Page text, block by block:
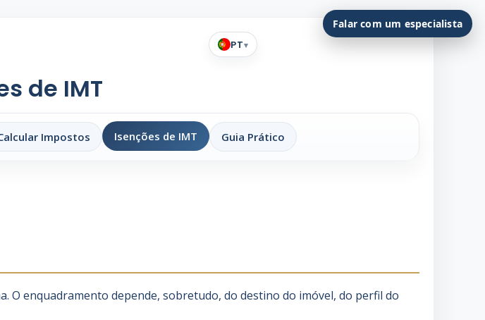
PT▾
de IMT
Impostos Isenções de IMT Guia Prático
O enquadramento depende, sobretudo, do destino do imóvel, do perfil do
Falar com um especialista